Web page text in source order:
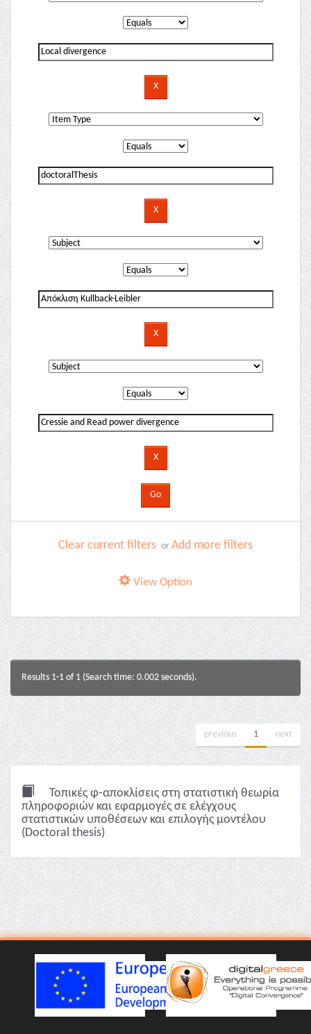
Clear current filters or Add more filters
View Option
Results 1-1 of 1 (Search time: 0.002 seconds).
previous 1 next
Τοπικές φ-αποκλίσεις στη στατιστική θεωρία
πληροφοριών και εφαρμογές σε ελέγχους
στατιστικών υποθέσεων και επιλογής μοντέλου
(Doctoral thesis)